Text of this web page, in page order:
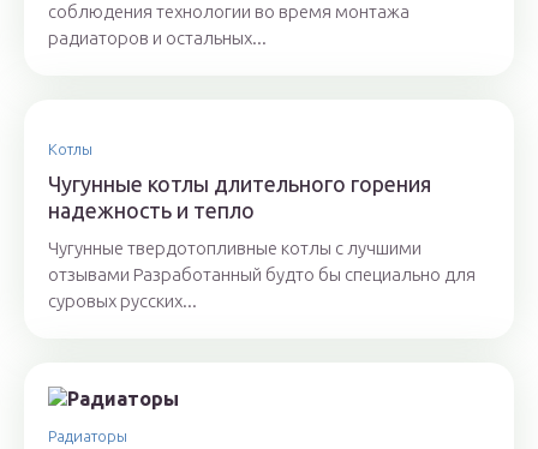
соблюдения технологии во время монтажа
радиаторов и остальных...
Котлы
Чугунные котлы длительного горения
надежность и тепло
Чугунные твердотопливные котлы с лучшими
отзывами Разработанный будто бы специально для
суровых русских...
Радиаторы